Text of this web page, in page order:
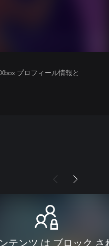
プロフィール情報と
テンツ は ブロック さ